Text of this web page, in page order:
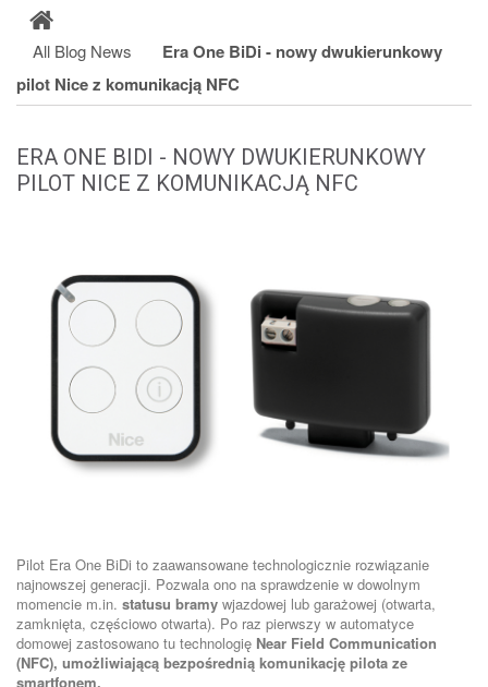
All Blog News
Era One BiDi - nowy dwukierunkowy
pilot Nice z komunikacją NFC
ERA ONE BIDI - NOWY DWUKIERUNKOWY
PILOT NICE Z KOMUNIKACJĄ NFC
Pilot Era One BiDi to zaawansowane technologicznie rozwiązanie
najnowszej generacji. Pozwala ono na sprawdzenie w dowolnym
momencie m.in. statusu bramy wjazdowej lub garażowej (otwarta,
zamknięta, częściowo otwarta). Po raz pierwszy w automatyce
domowej zastosowano tu technologię Near Field Communication
(NFC), umożliwiającą bezpośrednią komunikację pilota ze
smartfonem.